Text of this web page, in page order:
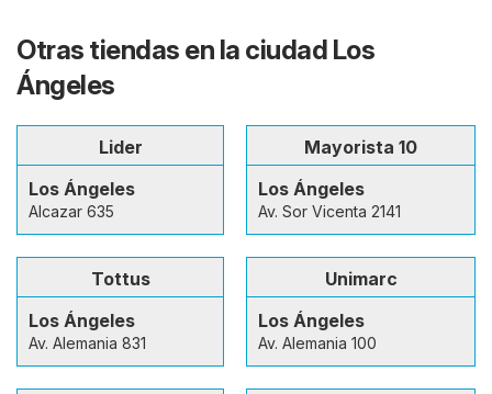
Otras tiendas en la ciudad Los
Ángeles
Lider
Los Ángeles
Alcazar 635
Mayorista 10
Los Ángeles
Av. Sor Vicenta 2141
Tottus
Los Ángeles
Av. Alemania 831
Unimarc
Los Ángeles
Av. Alemania 100